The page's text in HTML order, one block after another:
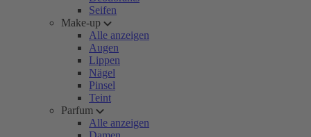
Seifen
Make-up
Alle anzeigen
Augen
Lippen
Nägel
Pinsel
Teint
Parfum
Alle anzeigen